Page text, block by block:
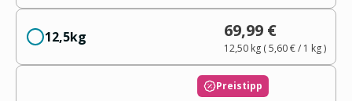
12,5kg 69,99 €
12,50 kg(5,60 €/ 1 kg)
Preistipp